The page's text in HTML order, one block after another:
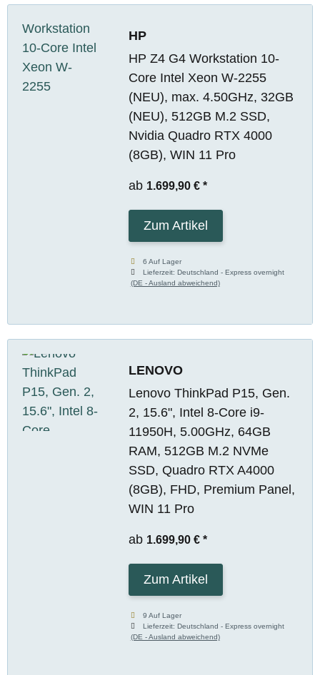
HP
HP Z4 G4 Workstation 10-
Core Intel Xeon W-2255
(NEU), max. 4.50GHz, 32GB
(NEU), 512GB M.2 SSD,
Nvidia Quadro RTX 4000
(8GB), WIN 11 Pro
ab 1.699,90 € *
Zum Artikel
6 Auf Lager
Lieferzeit:Deutschland - Express overnight
(DE - Ausland abweichend)
LENOVO
Lenovo ThinkPad P15, Gen.
2, 15.6", Intel 8-Core i9-
11950H, 5.00GHz, 64GB
RAM, 512GB M.2 NVMe
SSD, Quadro RTX A4000
(8GB), FHD, Premium Panel,
WIN 11 Pro
ab 1.699,90 € *
Zum Artikel
9 Auf Lager
Lieferzeit:Deutschland - Express overnight
(DE - Ausland abweichend)